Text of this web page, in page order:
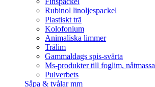
Rubinol linoljespackel
Plastiskt trä
Kolofonium
Animaliska limmer
Trälim
Gammaldags spis-svärta
Ms-produkter till foglim, nåtmassa
Pulverbets
Såpa & tvålar mm